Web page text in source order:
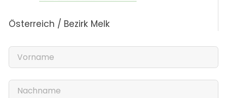
Österreich / Bezirk Melk